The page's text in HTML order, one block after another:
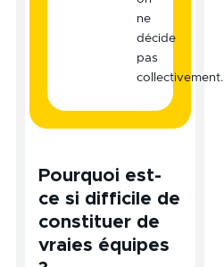
ne
décide
pas
collectivement.
Pourquoi est-
ce si difficile de
constituer de
vraies équipes